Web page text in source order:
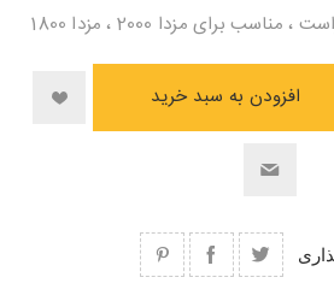
برای مزدا 2000 ، مزدا 1800
افزودن به سبد خرید